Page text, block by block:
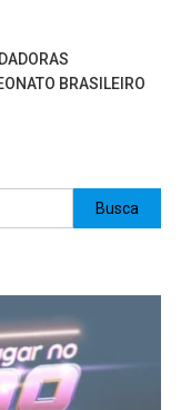
BRASILEIRO
Busca